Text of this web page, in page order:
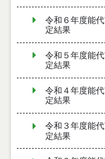
令和６年度能
定結果
令和５年度能
定結果
令和４年度能
定結果
令和３年度能
定結果